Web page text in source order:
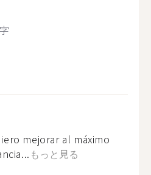
mejorar al máximo
もっと見る